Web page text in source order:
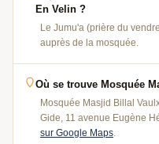
En Velin ?
Le Jumu'a (prière du
auprès de la mosquée.
Où se trouve Mosquée
Mosquée Masjid Billal
Gide, 11 avenue Eugène
sur Google Maps.